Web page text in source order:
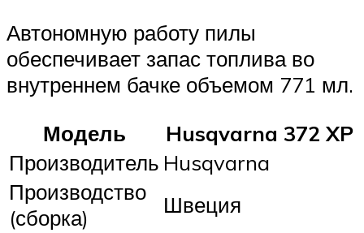
Автономную работу пилы
обеспечивает запас топлива во
внутреннем бачке объемом 771 мл.
Модель
Husqvarna 372 XP
Производитель Husqvarna
Производство
(сборка)
Швеция